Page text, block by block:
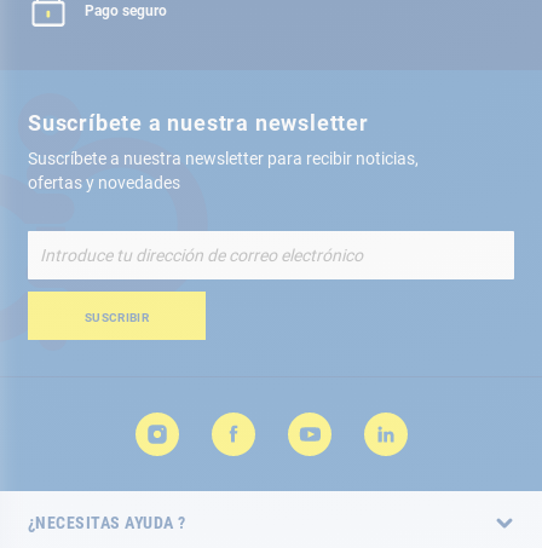
Pago seguro
Suscríbete a nuestra newsletter
Suscríbete a nuestra newsletter para recibir noticias,
ofertas y novedades
nuestro
de
SUSCRIBIR
¿NECESITAS AYUDA ?